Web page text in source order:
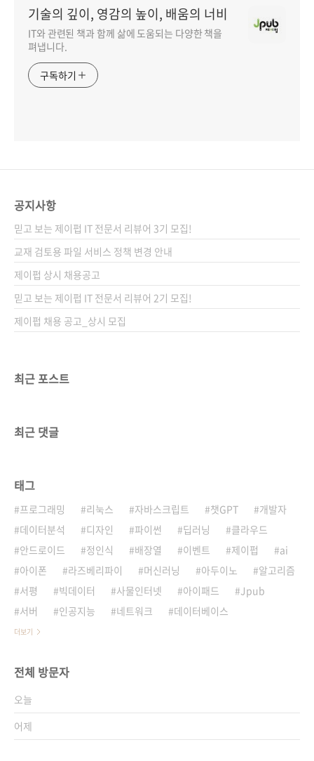
기술의 깊이, 영감의 높이, 배움의 너비
IT와 관련된 책과 함께 삶에 도움되는 다양한 책을
펴냅니다.
구독하기
공지사항
믿고 보는 제이펍 IT 전문서 리뷰어 3기 모집!
교재 검토용 파일 서비스 정책 변경 안내
제이펍 상시 채용공고
믿고 보는 제이펍 IT 전문서 리뷰어 2기 모집!
제이펍 채용 공고_상시 모집
최근 포스트
최근 댓글
태그
프로그래밍 리눅스 자바스크립트 챗GPT
개발자
데이터분석
디자인 파이썬 딥러닝
클라우드
안드로이드
정인식 배장열 이벤트 제이펍
ai
아이폰
라즈베리파이 머신러닝 아두이노
알고리즘
서평
빅데이터 사물인터넷 아이패드
Jpub
서버
인공지능 네트워크 데이터베이스
더보기
전체 방문자
오늘
어제